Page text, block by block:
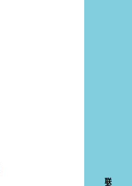
联